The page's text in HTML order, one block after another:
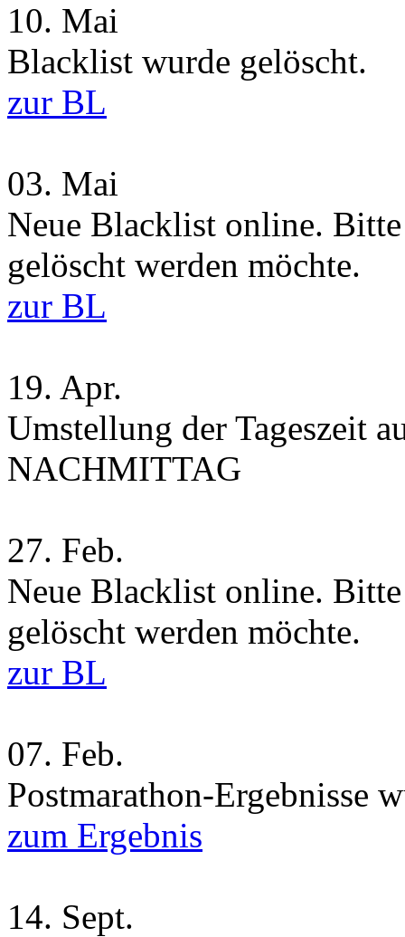
10. Mai
Blacklist wurde gelöscht.
zur BL
03. Mai
Neue Blacklist online.
gelöscht werden möchte.
zur BL
19. Apr.
Umstellung der Tageszeit
NACHMITTAG
27. Feb.
Neue Blacklist online.
gelöscht werden möchte.
zur BL
07. Feb.
Postmarathon-Ergebnisse
zum Ergebnis
14. Sept.